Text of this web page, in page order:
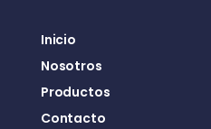
Inicio
Nosotros
Productos
Contacto